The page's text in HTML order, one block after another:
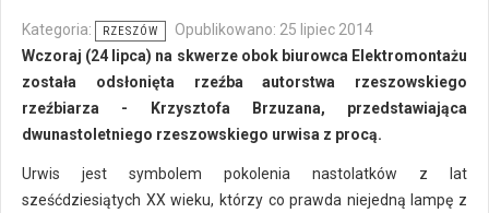
Kategoria: RZESZÓW
Opublikowano: 25 lipiec 2014
Wczoraj (24 lipca) na skwerze obok biurowca Elektromontażu
została odsłonięta rzeźba autorstwa rzeszowskiego
rzeźbiarza - Krzysztofa Brzuzana, przedstawiająca
dwunastoletniego rzeszowskiego urwisa z procą.
Urwis jest symbolem pokolenia nastolatków z lat
sześćdziesiątych XX wieku, którzy co prawda niejedną lampę z